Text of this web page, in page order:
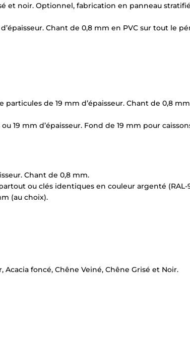
×
et noir. Optionnel, fabrication en panneau
Chant de 0,8 mm en PVC sur tout le
de 19 mm d’épaisseur. Chant de 0,8
19 mm d’épaisseur. Fond de 19 mm pour
Chant de 0,8 mm.
ou clés identiques en couleur argenté (RAL-
(au choix).
foncé, Chêne Veiné, Chêne Grisé et Noir.